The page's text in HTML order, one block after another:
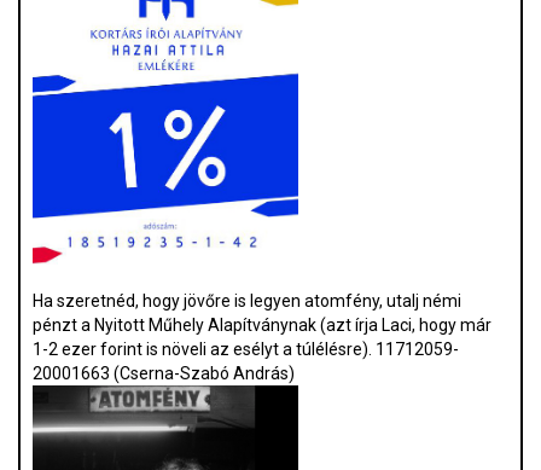
Ha szeretnéd, hogy jövőre is legyen atomfény, utalj némi
pénzt a Nyitott Műhely Alapítványnak (azt írja Laci, hogy már
1-2 ezer forint is növeli az esélyt a túlélésre). 11712059-
20001663 (Cserna-Szabó András)